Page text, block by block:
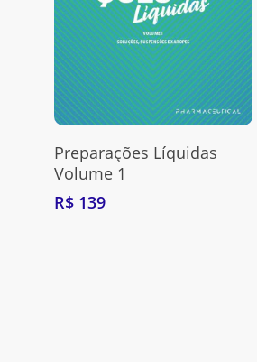
Adquira Aqui
Preparações Líquidas
Volume 1
R$ 139